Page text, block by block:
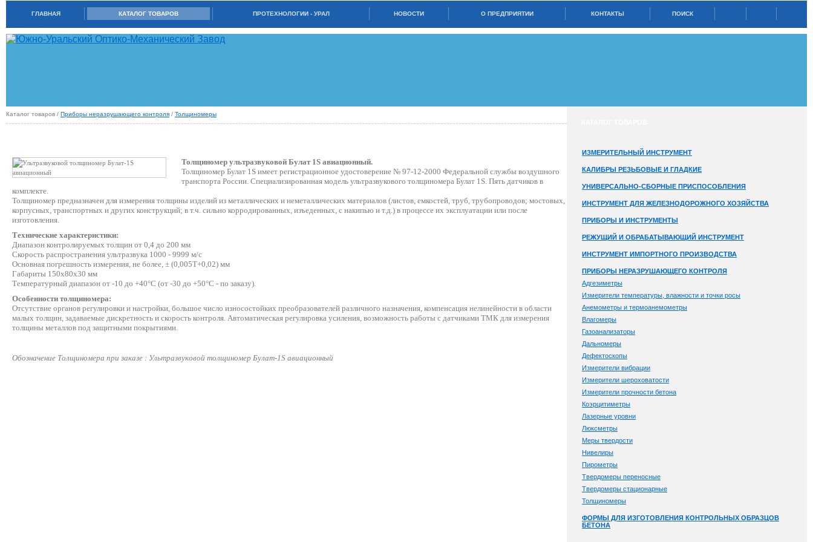
ГЛАВНАЯ КАТАЛОГ ТОВАРОВ ПРОТЕХНОЛОГИИ - УРАЛ НОВОСТИ О ПРЕДПРИЯТИИ КОНТАКТЫ ПОИСК
Каталог товаров / Приборы неразрушающего контроля / Толщиномеры
Толщиномер ультразвуковой Булат 1S авиационный.
Толщиномер Булат 1S имеет регистрационное удостоверение № 97-12-2000 Федеральной службы воздушного
транспорта России. Специализированная модель ультразвукового толщиномера Булат 1S. Пять датчиков в
комплекте.
Толщиномер предназначен для измерения толщины изделий из металлических и неметаллических материалов (листов, емкостей, труб, трубопроводов; мостовых,
корпусных, транспортных и других конструкций; в т.ч. сильно корродированных, изъеденных, с накипью и т.д.) в процессе их эксплуатации или после
изготовления.
Технические характеристики:
Диапазон контролируемых толщин от 0,4 до 200 мм
Скорость распространения ультразвука 1000 - 9999 м/с
Основная погрешность измерения, не более, ± (0,005Т+0,02) мм
Габариты 150х80х30 мм
Температурный диапазон от -10 до +40°С (от -30 до +50°С - по заказу).
Особенности толщиномера:
Отсутствие органов регулировки и настройки, большое число износостойких преобразователей различного назначения, компенсация нелинейности в области
малых толщин, задаваемые дискретность и скорость контроля. Автоматическая регулировка усиления, возможность работы с датчиками ТМК для измерения
толщины металлов под защитными покрытиями.
Обозначение Толщиномера при заказе : Ультразвуковой толщиномер Булат-1S авиационный
ИЗМЕРИТЕЛЬНЫЙ ИНСТРУМЕНТ
КАЛИБРЫ РЕЗЬБОВЫЕ И ГЛАДКИЕ
УНИВЕРСАЛЬНО-СБОРНЫЕ ПРИСПОСОБЛЕНИЯ
ИНСТРУМЕНТ ДЛЯ ЖЕЛЕЗНОДОРОЖНОГО ХОЗЯЙСТВА
ПРИБОРЫ И ИНСТРУМЕНТЫ
РЕЖУЩИЙ И ОБРАБАТЫВАЮЩИЙ ИНСТРУМЕНТ
ИНСТРУМЕНТ ИМПОРТНОГО ПРОИЗВОДСТВА
ПРИБОРЫ НЕРАЗРУШАЮЩЕГО КОНТРОЛЯ
Адгезиметры
Измерители температуры, влажности и точки росы
Анемометры и термоанемометры
Влагомеры
Газоанализаторы
Дальномеры
Дефектоскопы
Измерители вибрации
Измерители шероховатости
Измерители прочности бетона
Коэрцитиметры
Лазерные уровни
Люксметры
Меры твердости
Нивелиры
Пирометры
Твердомеры переносные
Твердомеры стационарные
Толщиномеры
ФОРМЫ ДЛЯ ИЗГОТОВЛЕНИЯ КОНТРОЛЬНЫХ ОБРАЗЦОВ
БЕТОНА